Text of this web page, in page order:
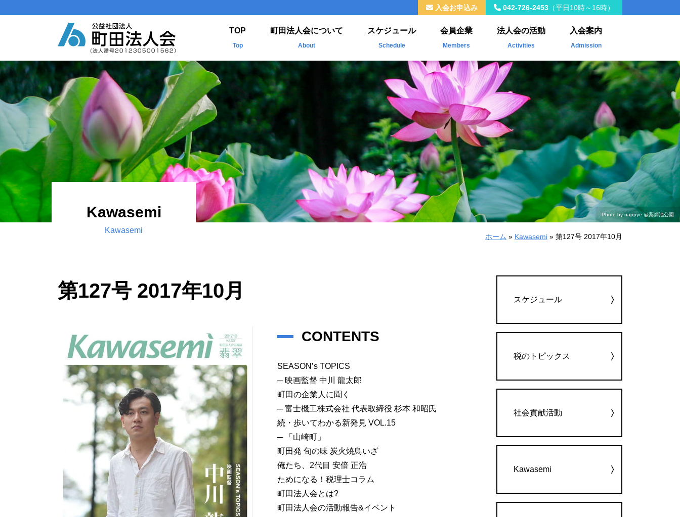
コンテンツへスキップ
メインナビゲーション
TOP
Top
町田法人会について
About
法人会とは
ご挨拶
組織
福利厚生
情報公開
よくわかる法人会
スケジュール
Schedule
会員企業
Members
新入会員
掲載企業
法人会の活動
Activities
年間事業計画
税制改正
社会貢献活動
Kawasemi
ザ・青年タイムス
会員交流・研修会
入会案内
Admission
入会お申込み 042-726-2453 （平日10時～16時）
Kawasemi
Kawasemi
Photo by nappye@薬師池公園
ホーム » Kawasemi » 第127号 2017年10月
第127号 2017年10月
CONTENTS
SEASON’s TOPICS
─ 映画監督 中川 龍太郎
町田の企業人に聞く
─ 富士機工株式会社 代表取締役 杉本 和昭氏
続・歩いてわかる新発見 VOL.15
─ 「山崎町」
町田発 旬の味 炭火焼鳥いざ
俺たち、2代目 安倍 正浩
ためになる！税理士コラム
町田法人会とは?
町田法人会の活動報告&イベント
スケジュール
税のトピックス
社会貢献活動
Kawasemi